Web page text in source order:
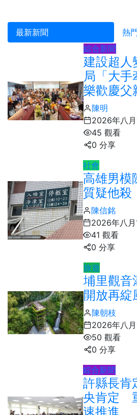
最新新聞
熱
綜合新聞
建設超人
局「大手
樂歡慶父
陳明
2026年八月
45 觀看
0 分享
社會
高雄男模
質疑他殺
陳信銘
2026年八月
41 觀看
0 分享
旅遊
埔里觀音
開放再綻
陳朝枝
2026年八月
50 觀看
0 分享
綜合新聞
許縣長肯
央肯定
速推進